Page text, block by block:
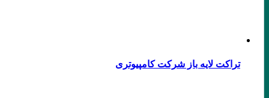
تراکت لایه باز شرکت کامپیوتری